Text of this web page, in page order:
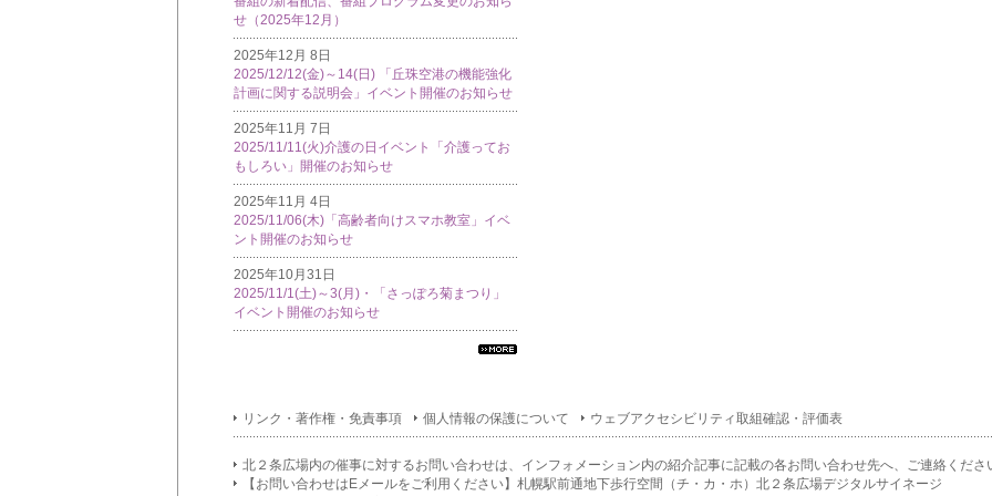
せ（2025年12月）
2025年12月 8日
2025/12/12(金)～14(日) 「丘珠空港の機能強化
計画に関する説明会」イベント開催のお知らせ
2025年11月 7日
2025/11/11(火)介護の日イベント「介護ってお
もしろい」開催のお知らせ
2025年11月 4日
2025/11/06(木)「高齢者向けスマホ教室」イベ
ント開催のお知らせ
2025年10月31日
2025/11/1(土)～3(月)・「さっぽろ菊まつり」
イベント開催のお知らせ
フォ
メー
ショ
ン一
リンク・著作権・免責事項 個人情報の保護について ウェブアクセシビリティ取組確認・評価表
北２条広場内の催事に対するお問い合わせは、インフォメーション内の紹介記事に記載の各お問い合わせ先へ、ご連絡くださ
【お問い合わせはEメールをご利用ください】札幌駅前通地下歩行空間（チ・カ・ホ）北２条広場デジタルサイネージ